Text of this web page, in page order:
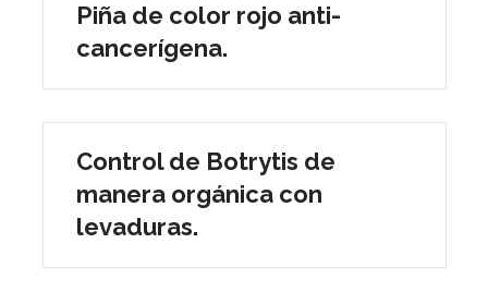
Piña de color rojo anti-
cancerígena.
Control de Botrytis de
manera orgánica con
levaduras.